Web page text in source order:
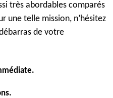
très abordables comparés
une telle mission, n’hésitez
de votre